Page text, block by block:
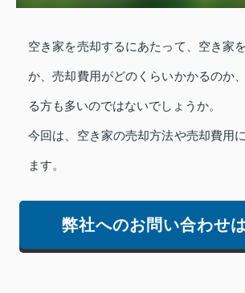
空き家を売却するにあたって、空き家
か、売却費用がどのくらいかかるのか
る方も多いのではないでしょうか。
今回は、空き家の売却方法や売却費用
ます。
弊社へのお問い合わせ